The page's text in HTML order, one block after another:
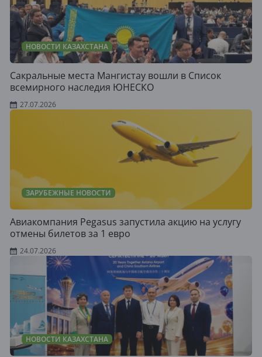
НОВОСТИ КАЗАХСТАНА
Сакральные места Мангистау вошли в Список
всемирного наследия ЮНЕСКО
27.07.2026
ЗАРУБЕЖНЫЕ НОВОСТИ
Авиакомпания Pegasus запустила акцию на услугу
отмены билетов за 1 евро
24.07.2026
НОВОСТИ КАЗАХСТАНА